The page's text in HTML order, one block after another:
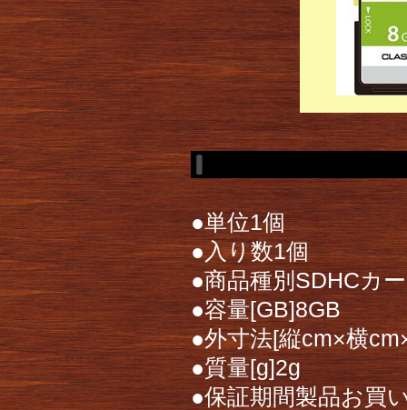
●単位1個
●入り数1個
●商品種別SDHCカ
●容量[GB]8GB
●外寸法[縦cm×横
●質量[g]2g
●保証期間製品お買